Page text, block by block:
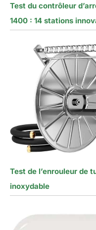
Test du contrôleur
1400 : 14 stations
Test de l’enrouleur de
inoxydable